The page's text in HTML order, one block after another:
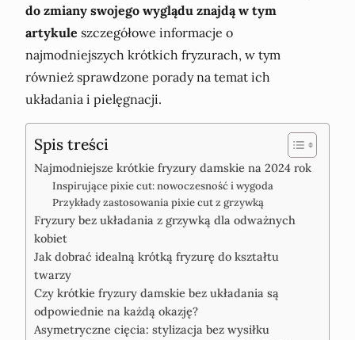
do zmiany swojego wyglądu znajdą w tym
artykule szczegółowe informacje o
najmodniejszych krótkich fryzurach, w tym
również sprawdzone porady na temat ich
układania i pielęgnacji.
Spis treści
Najmodniejsze krótkie fryzury damskie na 2024 rok
Inspirujące pixie cut: nowoczesność i wygoda
Przykłady zastosowania pixie cut z grzywką
Fryzury bez układania z grzywką dla odważnych
kobiet
Jak dobrać idealną krótką fryzurę do kształtu
twarzy
Czy krótkie fryzury damskie bez układania są
odpowiednie na każdą okazję?
Asymetryczne cięcia: stylizacja bez wysiłku